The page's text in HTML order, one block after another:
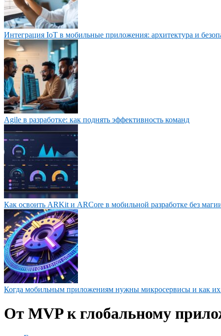
Интеграция IoT в мобильные приложения: архитектура и
Agile в разработке: как поднять эффективность команд
Как освоить ARKit и ARCore в мобильной разработке без
Когда мобильным приложениям нужны микросервисы и как их
От MVP к глобальному